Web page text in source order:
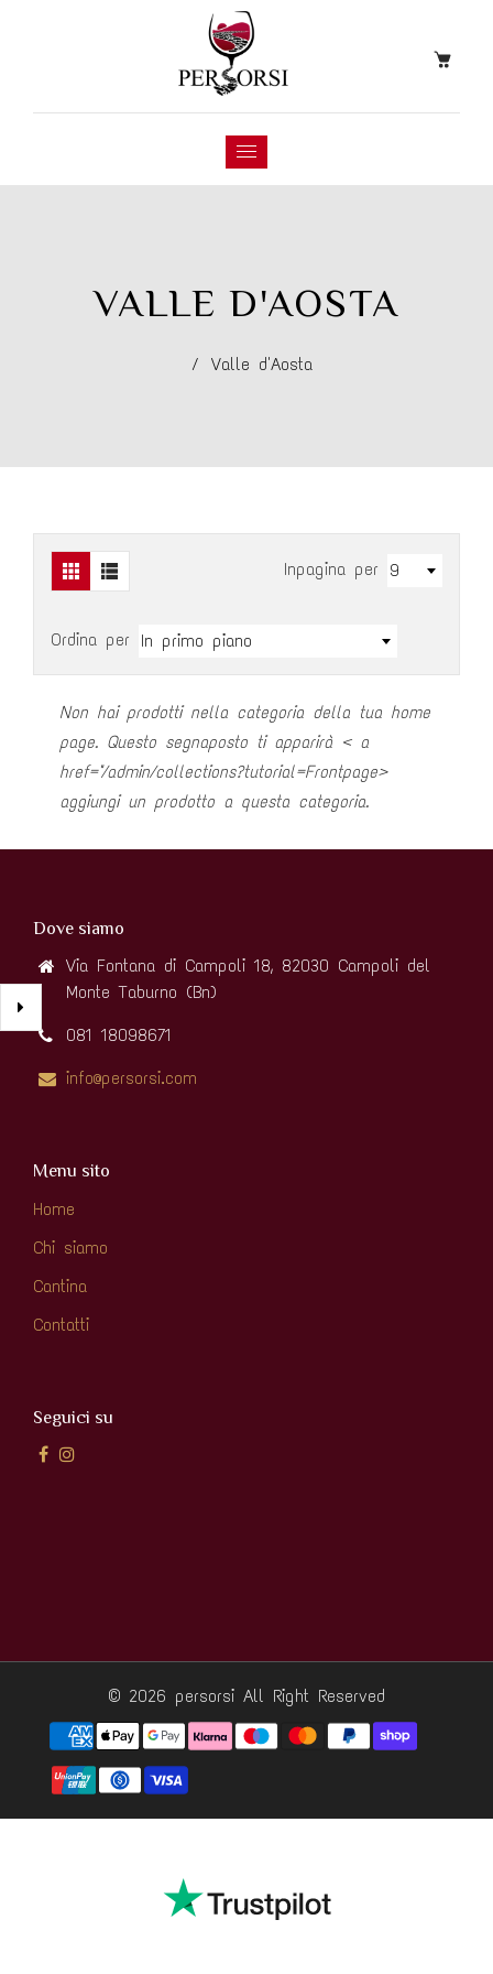
VALLE D'AOSTA
/ Valle d'Aosta
Inpagina per 9
Ordina per In primo piano
Non hai prodotti nella categoria della tua home
page. Questo segnaposto ti apparirà < a
href="/admin/collections?tutorial=Frontpage>
aggiungi un prodotto a questa categoria.
CERZASAURO AGLIANICO
Aggiungi al carrello
PIANA
Dove siamo
Via Fontana di Campoli 18, 82030 Campoli del
Monte Taburno (Bn)
081 18098671
info@persorsi.com
Menu sito
Home
Chi siamo
Cantina
Contatti
Seguici su
© 2026 persorsi All Right Reserved